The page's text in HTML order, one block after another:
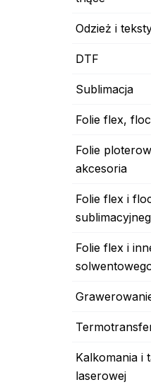
Odzież i
DTF
Sublimacja
Folie flex,
Folie
akcesoria
Folie flex i
Folie flex i
Kalkomania i
laserowej